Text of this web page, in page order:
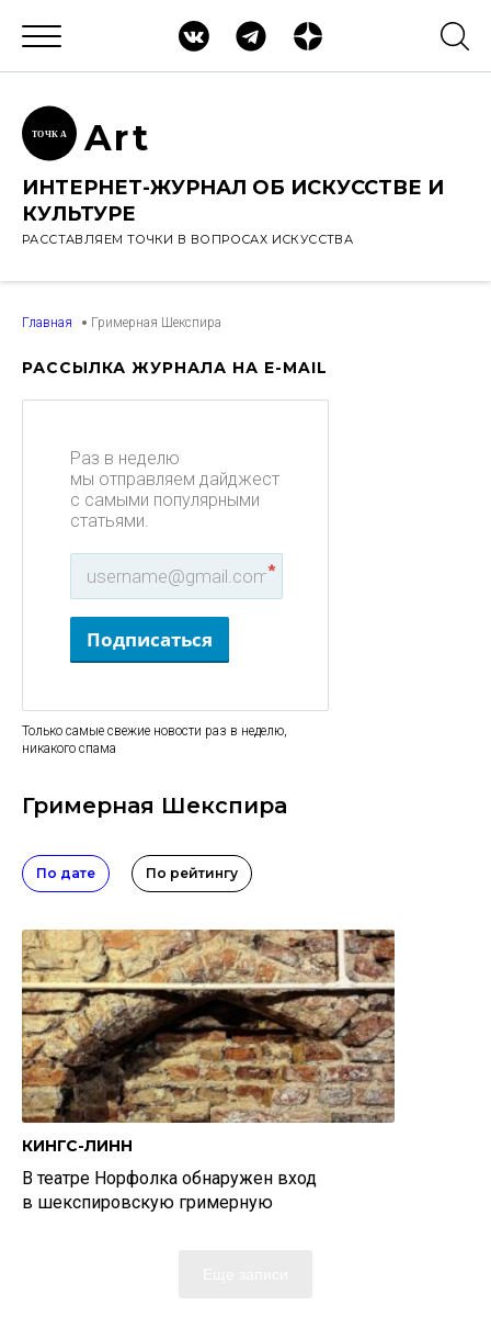
ТОЧК А Art
ИНТЕРНЕТ-ЖУРНАЛ ОБ ИСКУССТВЕ И
КУЛЬТУРЕ
РАССТАВЛЯЕМ ТОЧКИ В ВОПРОСАХ ИСКУССТВА
Главная Гримерная Шекспира
РАССЫЛКА ЖУРНАЛА НА E-MAIL
Раз в неделю
мы отправляем дайджест
с самыми популярными
статьями.
*
Подписаться
Только самые свежие новости раз в неделю,
никакого спама
Гримерная Шекспира
По дате По рейтингу
КИНГС-ЛИНН
В театре Норфолка обнаружен вход
в шекспировскую гримерную